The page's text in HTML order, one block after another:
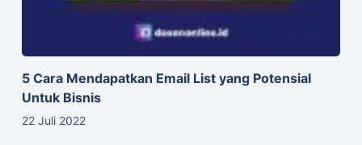
5 Cara Mendapatkan Email List yang Potensial
Untuk Bisnis
22 Juli 2022